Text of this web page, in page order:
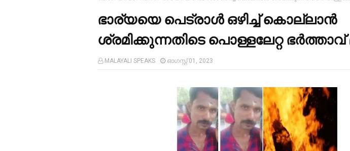
ഭാര്യയെ പെട്രാള്‍ ഒഴിച്ച്‌ കൊല്ലാന്‍
ശ്രമിക്കുന്നതിടെ പൊള്ളലേറ്റ ഭര്‍ത്താവ്
MALAYALI SPEAKS ഓഗസ്റ്റ് 01, 2023